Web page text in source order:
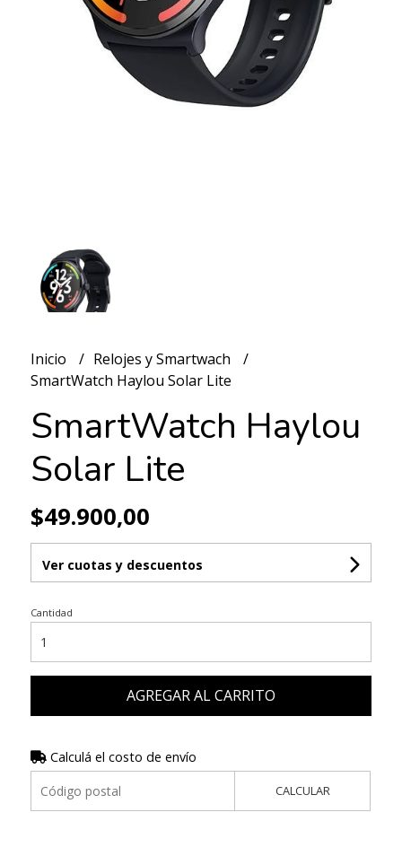
Inicio
Relojes y Smartwach
SmartWatch Haylou Solar Lite
SmartWatch Haylou
Solar Lite
$49.900,00
Ver cuotas y descuentos
Cantidad
AGREGAR AL CARRITO
Calculá el costo de envío
CALCULAR